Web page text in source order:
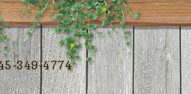
349-4774